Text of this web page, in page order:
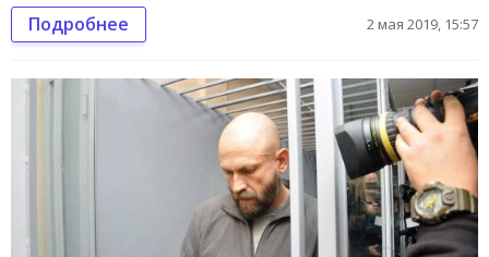
Подробнее 2 мая 2019, 15:57